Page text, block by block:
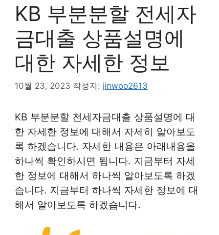
KB 부분분할 전세자
금대출 상품설명에
대한 자세한 정보
10월 23, 2023 작성자: jinwoo2613
KB 부분분할 전세자금대출 상품설명에 대
한 자세한 정보에 대해서 자세히 알아보도
록 하겠습니다. 자세한 내용은 아래내용을
하나씩 확인하시면 됩니다. 지금부터 자세
한 정보에 대해서 하나씩 알아보도록 하겠
습니다. 지금부터 하나씩 자세한 정보에 대
해서 알아보도록 하겠습니다.